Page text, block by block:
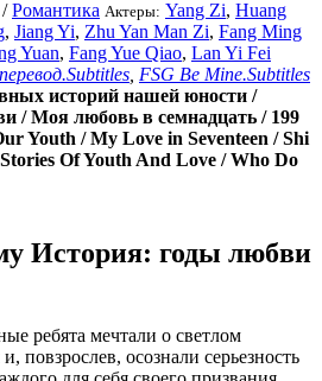
/Романтика Актеры: Yang Zi, Huang
, Jiang Yi, Zhu Yan Man Zi, Fang Ming
Yuan, Fang Yue Qiao, Lan Yi Fei
FSG Be Mine.Subtitles
историй нашей юности /
/ Моя любовь в семнадцать / 199
Youth / My Love in Seventeen / Shi
Of Youth And Love / Who Do
История: годы любви
ребята мечтали о светлом
повзрослев, осознали серьезность